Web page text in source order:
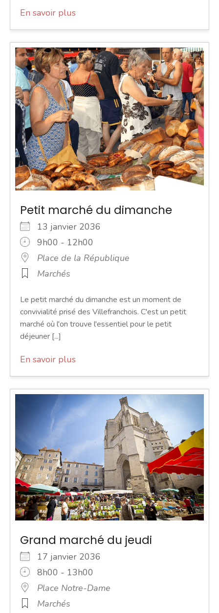
En savoir plus
Petit marché du dimanche
13 janvier 2036
9h00 - 12h00
Place de la République
Marchés
Le petit marché du dimanche est un moment de
convivialité prisé des Villefranchois. C'est un petit
marché où l'on trouve l'essentiel pour le petit
déjeuner [...]
En savoir plus
Grand marché du jeudi
17 janvier 2036
8h00 - 13h00
Place Notre-Dame
Marchés